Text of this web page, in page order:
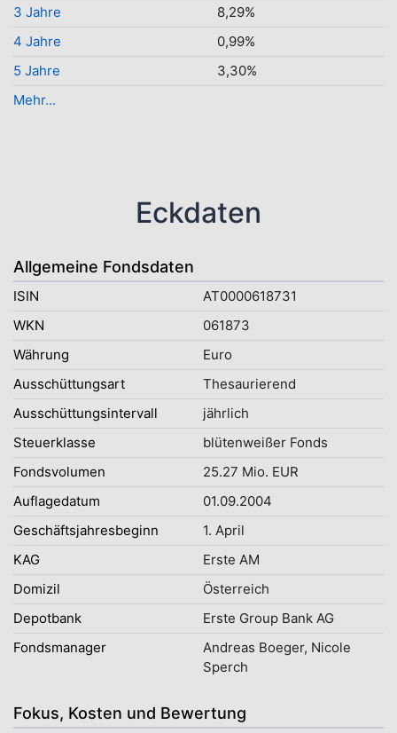
3 Jahre
8,29%
4 Jahre
0,99%
5 Jahre
3,30%
Mehr...
Eckdaten
Allgemeine Fondsdaten
ISIN
AT0000618731
WKN
061873
Währung
Euro
Ausschüttungsart
Thesaurierend
Ausschüttungsintervall
jährlich
Steuerklasse
blütenweißer Fonds
Fondsvolumen
25.27 Mio. EUR
Auflagedatum
01.09.2004
Geschäftsjahresbeginn
1. April
KAG
Erste AM
Domizil
Österreich
Depotbank
Erste Group Bank AG
Fondsmanager
Andreas Boeger, Nicole
Sperch
Fokus, Kosten und Bewertung